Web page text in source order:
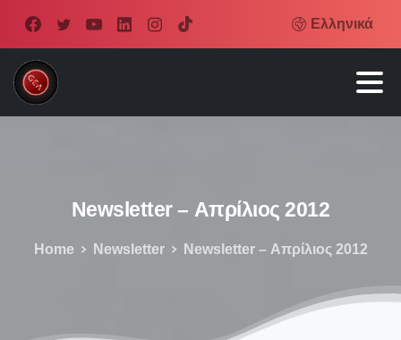
Ελληνικά
Newsletter – Απρίλιος 2012
Home Newsletter Newsletter – Απρίλιος 2012